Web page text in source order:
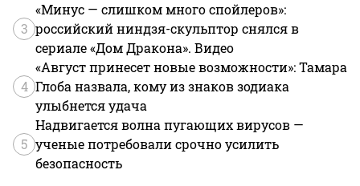
3
«Минус — слишком много спойлеров»:
российский ниндзя-скульптор снялся в
сериале «Дом Дракона». Видео
4
«Август принесет новые возможности»: Тамара
Глоба назвала, кому из знаков зодиака
улыбнется удача
5
Надвигается волна пугающих вирусов —
ученые потребовали срочно усилить
безопасность